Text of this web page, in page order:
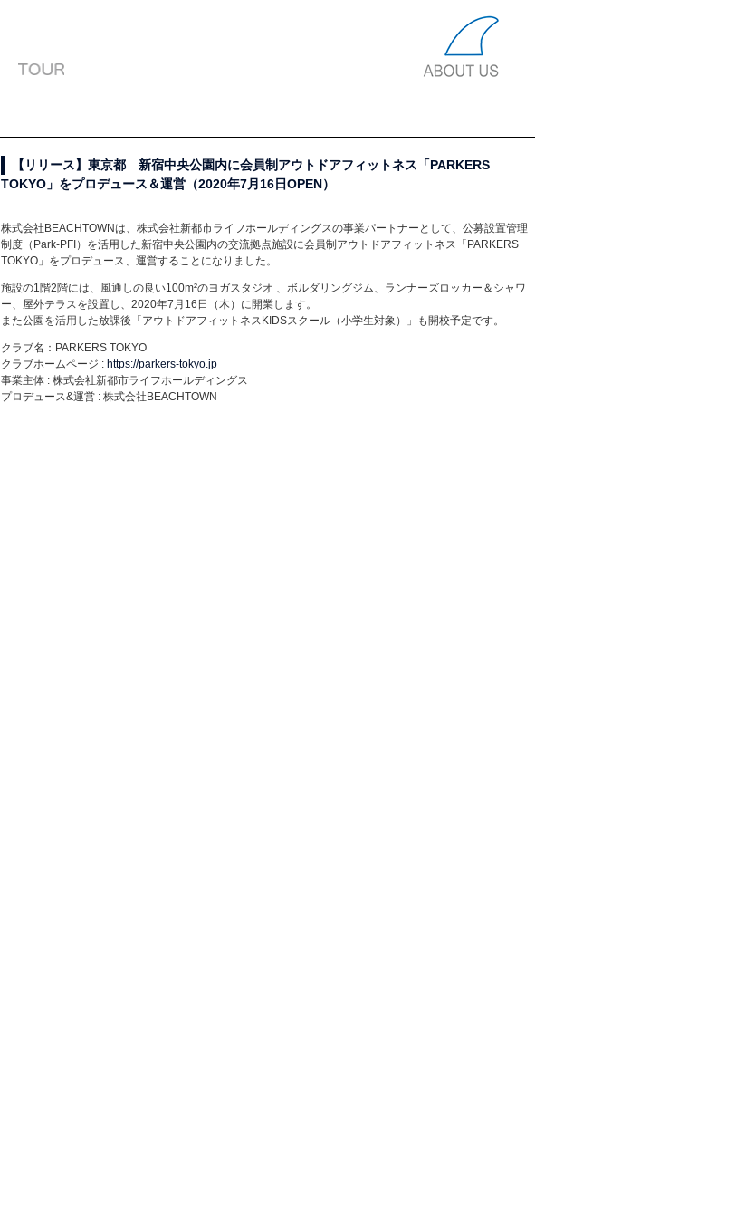
【リリース】東京都 新宿中央公園内に会員制アウトドアフィットネス「PARKERS
TOKYO」をプロデュース＆運営（2020年7月16日OPEN）
株式会社BEACHTOWNは、株式会社新都市ライフホールディングスの事業パートナーとして、公募設置管理
制度（Park-PFI）を活用した新宿中央公園内の交流拠点施設に会員制アウトドアフィットネス「PARKERS
TOKYO」をプロデュース、運営することになりました。
施設の1階2階には、風通しの良い100m²のヨガスタジオ 、ボルダリングジム、ランナーズロッカー＆シャワ
ー、屋外テラスを設置し、2020年7月16日（木）に開業します。
また公園を活用した放課後「アウトドアフィットネスKIDSスクール（小学生対象）」も開校予定です。
クラブ名：PARKERS TOKYO
クラブホームページ : https://parkers-tokyo.jp
事業主体 : 株式会社新都市ライフホールディングス
プロデュース&運営 : 株式会社BEACHTOWN